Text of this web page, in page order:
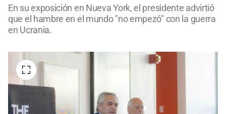
En su exposición en Nueva York, el presidente advirtió
que el hambre en el mundo "no empezó" con la guerra
en Ucrania.